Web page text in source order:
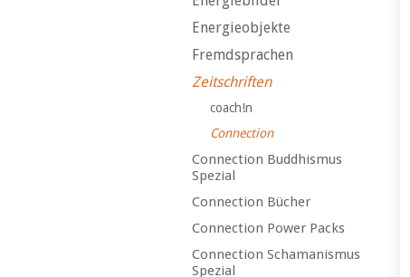
Energieobjekte
Fremdsprachen
Zeitschriften
coach!n
Connection
Connection Buddhismus
Spezial
Connection Bücher
Connection Power Packs
Connection Schamanismus
Spezial